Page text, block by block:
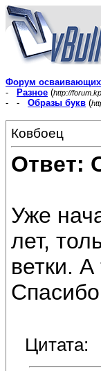
Форум
-
Разное (http://
- - Образы букв (
Ковбоец
Ответ:
Уже
лет,
ветки.
Цитата: